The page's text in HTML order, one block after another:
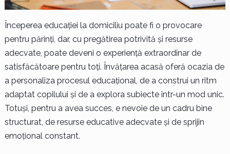
Începerea educației la domiciliu poate fi o provocare
pentru părinți, dar, cu pregătirea potrivită și resurse
adecvate, poate deveni o experiență extraordinar de
satisfăcătoare pentru toți. Învățarea acasă oferă ocazia de
a personaliza procesul educațional, de a construi un ritm
adaptat copilului și de a explora subiecte într-un mod unic.
Totuși, pentru a avea succes, e nevoie de un cadru bine
structurat, de resurse educative adecvate și de sprijin
emoțional constant.